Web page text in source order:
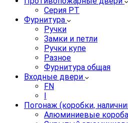
Серия PT
Фурнитура
Ручки
Замки и петли
Ручки купе
Разное
Фурнитура общая
Входные двери
FN
I
Погонаж (коробки,
Алюминиевые короба